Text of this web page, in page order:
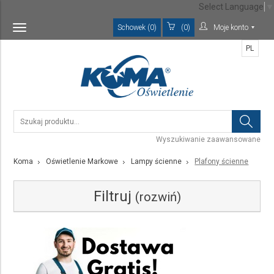
Toggle
navigation
Schowek (0) (0) Moje konto
Wyszukiwanie zaawansowane
PL
Koma Oświetlenie Markowe Lampy ścienne Plafony ścienne
Filtruj (rozwiń)
Kategoria
Select Language